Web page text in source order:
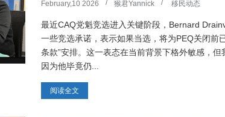
February,10 2026 猴君Yannick 移民动态
最近CAQ党魁竞选进入关键阶段，Bernard
一些竞选承诺，表示如果当选，将为PEQ关闭前
条款”安排。这一表态在当前背景下格外敏感，但
因为他毕竟仍...
阅读全文